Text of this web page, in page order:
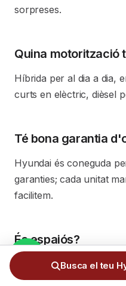
sorpreses.
Quina motorització
Híbrida per al dia a dia,
curts en elèctric, dièsel
Té bona garantia
Hyundai és coneguda
garanties; cada unitat
facilitem.
És espaiós?
Sí, és un SUV familiar
maleter, còmode per al
Busca el teu